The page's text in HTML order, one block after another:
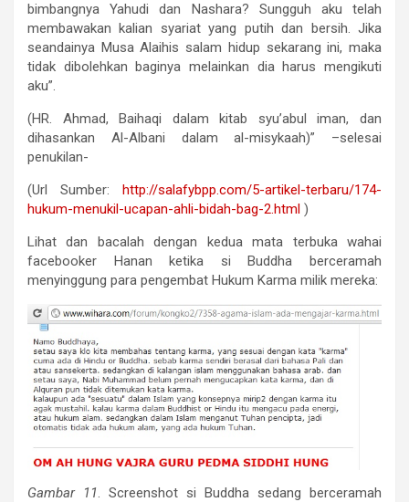
bimbangnya Yahudi dan Nashara? Sungguh aku telah
membawakan kalian syariat yang putih dan bersih. Jika
seandainya Musa Alaihis salam hidup sekarang ini, maka
tidak dibolehkan baginya melainkan dia harus mengikuti
aku”.
(HR. Ahmad, Baihaqi dalam kitab syu’abul iman, dan
dihasankan Al-Albani dalam al-misykaah)” –selesai
penukilan-
(Url Sumber: http://salafybpp.com/5-artikel-terbaru/174-
hukum-menukil-ucapan-ahli-bidah-bag-2.html )
Lihat dan bacalah dengan kedua mata terbuka wahai
facebooker Hanan ketika si Buddha berceramah
menyinggung para pengembat Hukum Karma milik mereka:
Gambar 11. Screenshot si Buddha sedang berceramah